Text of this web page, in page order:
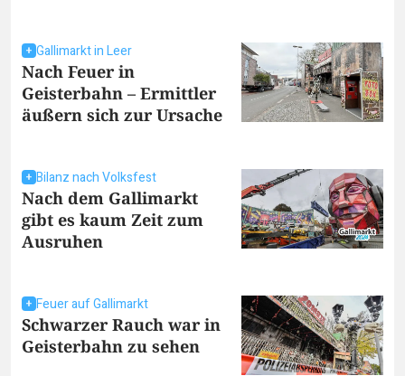
Gallimarkt in Leer
Nach Feuer in
Geisterbahn – Ermittler
äußern sich zur Ursache
Bilanz nach Volksfest
Nach dem Gallimarkt
gibt es kaum Zeit zum
Ausruhen
Feuer auf Gallimarkt
Schwarzer Rauch war in
Geisterbahn zu sehen